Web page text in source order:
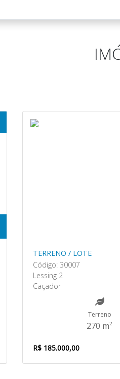
TERRENO / LOTE
Código: 30007
Lessing 2
Caçador
Terreno
270 m²
R$ 185.000,00